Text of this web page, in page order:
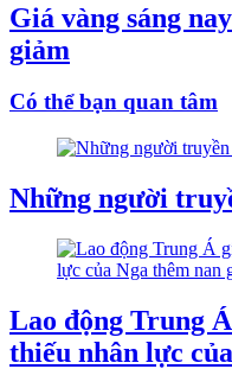
Giá vàng sáng
giảm
Có thể bạn quan tâm
Những người
Lao động Trung
thiếu nhân lực